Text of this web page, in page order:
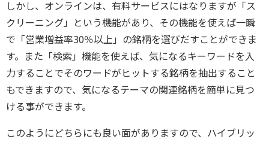
しかし、オンラインは、有料サービスにはなりますが「ス
クリーニング」という機能があり、その機能を使えば一瞬
で「営業増益率30％以上」の銘柄を選びだすことができま
す。また「検索」機能を使えば、気になるキーワードを入
力することでそのワードがヒットする銘柄を抽出すること
もできますので、気になるテーマの関連銘柄を簡単に見つ
ける事ができます。
このようにどちらにも良い面がありますので、ハイブリッ